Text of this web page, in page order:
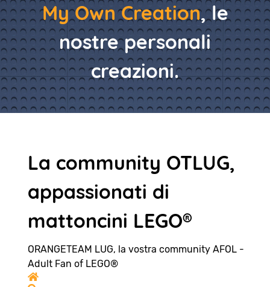
My Own Creation, le
nostre personali
creazioni.
La community OTLUG,
appassionati di
mattoncini LEGO®
ORANGETEAM LUG, la vostra community AFOL -
Adult Fan of LEGO®
Home